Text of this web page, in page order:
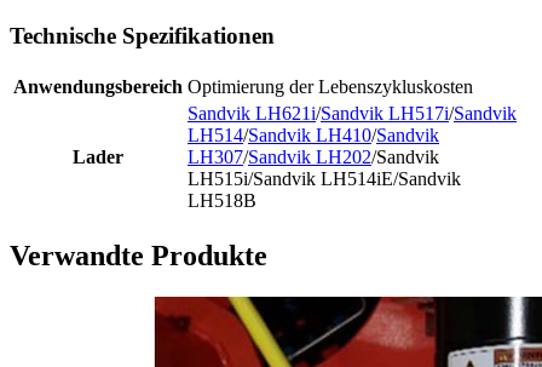
Technische Spezifikationen
Anwendungsbereich Optimierung der Lebenszykluskosten
Lader
Sandvik LH621i/Sandvik LH517i/Sandvik
LH514/Sandvik LH410/Sandvik
LH307/Sandvik LH202/Sandvik
LH515i/Sandvik LH514iE/Sandvik
LH518B
Verwandte Produkte